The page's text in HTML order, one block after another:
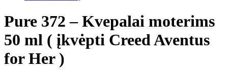
Pure 372 – Kvepalai moterims
50 ml ( įkvėpti Creed Aventus
for Her )